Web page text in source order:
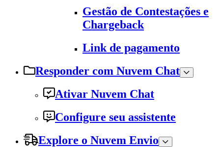
Gestão de Contestações e
Chargeback
Link de pagamento
Responder com Nuvem Chat
Ativar Nuvem Chat
Configure seu assistente
Explore o Nuvem Envio